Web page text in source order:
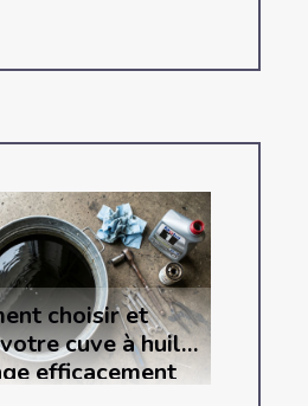
choisir et
cuve à huile
efficacement